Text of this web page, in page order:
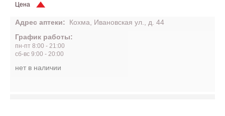
Цена
Адрес аптеки:
Кохма, Ивановская ул., д. 44
График работы:
пн-пт 8:00 - 21:00
сб-вс 9:00 - 20:00
нет в наличии